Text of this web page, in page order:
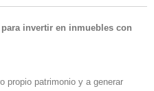
invertir en inmuebles con
propio patrimonio y a generar